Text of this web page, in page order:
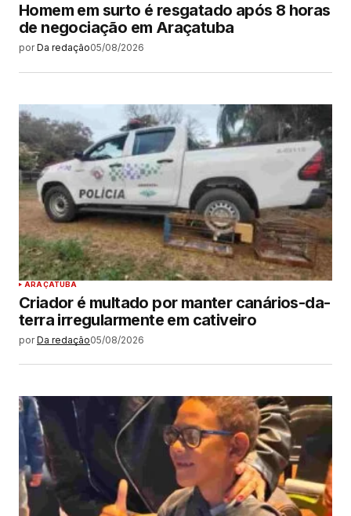
Homem em surto é resgatado após 8 horas
de negociação em Araçatuba
por Da redação05/08/2026
ARAÇATUBA
Criador é multado por manter canários-da-
terra irregularmente em cativeiro
por Da redação05/08/2026